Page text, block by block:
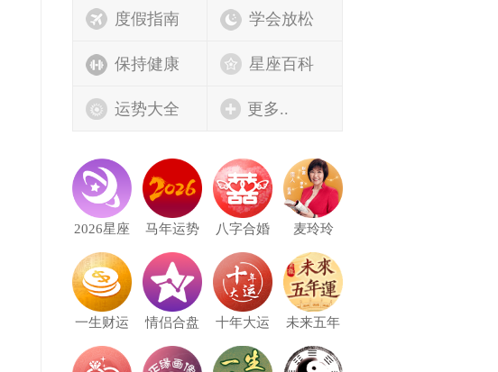
度假指南 学会放松
保持健康 星座百科
运势大全 更多..
2026星座 马年运势 八字合婚 麦玲玲
一生财运 情侣合盘 十年大运 未来五年